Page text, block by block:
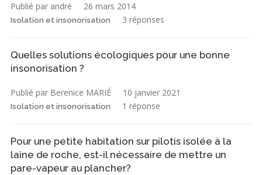
Publié par andré 26 mars 2014
Isolation et insonorisation 3 réponses
Quelles solutions écologiques pour une bonne
insonorisation ?
Publié par Berenice MARIÉ 10 janvier 2021
Isolation et insonorisation 1 réponse
Pour une petite habitation sur pilotis isolée à la
laine de roche, est-il nécessaire de mettre un
pare-vapeur au plancher?